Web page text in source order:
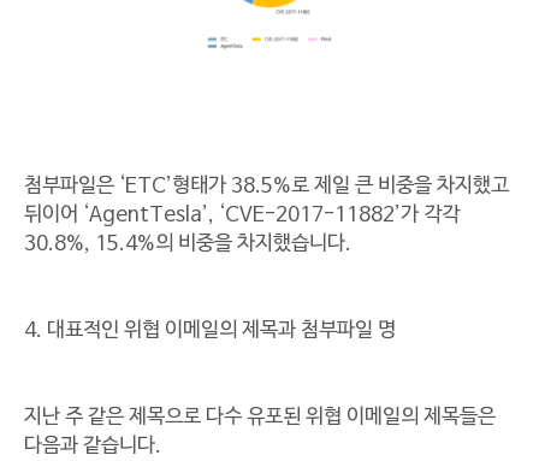
첨부파일은 ‘ETC’형태가 38.5%로 제일 큰 비중을 차지했고
뒤이어 ‘AgentTesla’, ‘CVE-2017-11882’가 각각
30.8%, 15.4%의 비중을 차지했습니다.
4. 대표적인 위협 이메일의 제목과 첨부파일 명
지난 주 같은 제목으로 다수 유포된 위협 이메일의 제목들은
다음과 같습니다.